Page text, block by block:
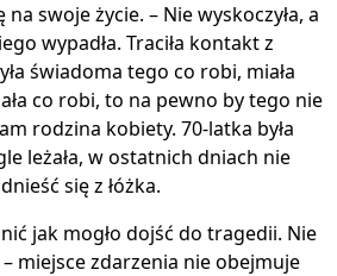
swoje życie. – Nie wyskoczyła, a
wypadła. Traciła kontakt z
świadoma tego co robi, miała
co robi, to na pewno by tego nie
rodzina kobiety. 70-latka była
leżała, w ostatnich dniach nie
się z łóżka.
jak mogło dojść do tragedii. Nie
miejsce zdarzenia nie obejmuje